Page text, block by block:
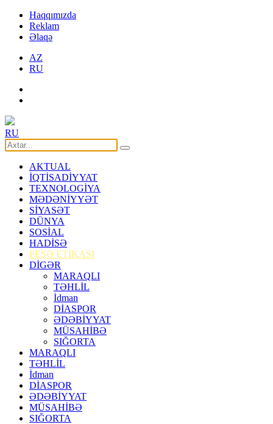
Haqqımızda
Reklam
Əlaqə
AZ
RU
RU
AKTUAL
İQTİSADİYYAT
TEXNOLOGİYA
MƏDƏNİYYƏT
SİYASƏT
DÜNYA
SOSİAL
HADİSƏ
PEŞƏ ETİKASI
DİGƏR
MARAQLI
TƏHLİL
İdman
DİASPOR
ƏDƏBİYYAT
MÜSAHİBƏ
SIĞORTA
MARAQLI
TƏHLİL
İdman
DİASPOR
ƏDƏBİYYAT
MÜSAHİBƏ
SIĞORTA